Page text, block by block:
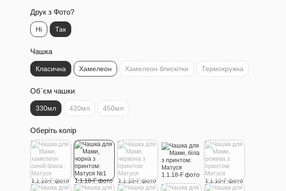
Друк з Фото?
Ні Так
Чашка
Класична Хамелеон Хамелеон блискітки Термокружка
Об`єм чашки
330мл 420мл 450мл
Оберіть колір